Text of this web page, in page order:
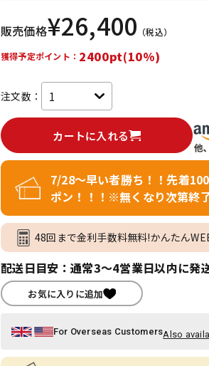
販売価格¥26,400 （税込）
獲得予定ポイント： 2400pt(10%)
注文数：
カートに入れる
7/28～早い者勝ち！！先着
ポン！！！※無くなり次第終
48回まで金利手数料無料!かんたん
配送日目安：通常3～4営業日以内に発
お気に入りに追加
For Overseas CustomersAlso